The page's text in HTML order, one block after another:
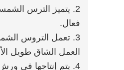
2. يتميز الترس
فعال.
3. تعمل التروس
العمل الشاق طويل
4. يتم إنتاجها في ورش العمل المتخصصة بالمصنع، ونحن ندعم خدمات المعالجة المخصصة.